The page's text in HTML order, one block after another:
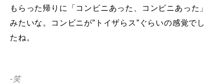
もらった帰りに「コンビニあった、コンビニあった」
みたいな。コンビニが”トイザらス”ぐらいの感覚でし
たね。
-笑